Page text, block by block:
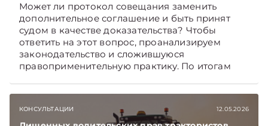
Может ли протокол совещания заменить
дополнительное соглашение и быть принят
судом в качестве доказательства? Чтобы
ответить на этот вопрос, проанализируем
законодательство и сложившуюся
правоприменительную практику. По итогам
Главное об экономике Беларуси — раньше,
КОНСУЛЬТАЦИИ 12.05.2026